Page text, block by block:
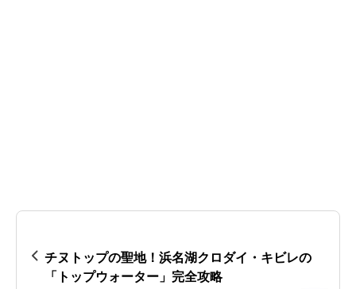
チヌトップの聖地！浜名湖クロダイ・キビレの
「トップウォーター」完全攻略